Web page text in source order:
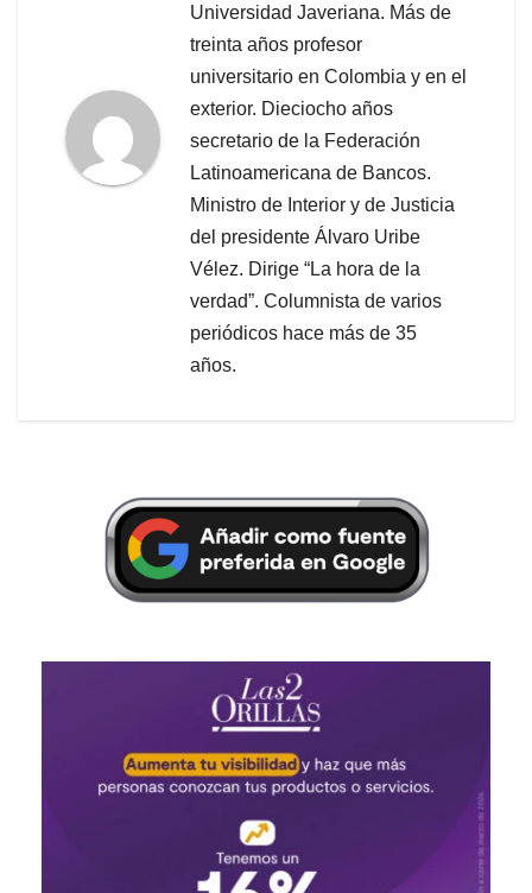
Universidad Javeriana. Más de
treinta años profesor
universitario en Colombia y en el
exterior. Dieciocho años
secretario de la Federación
Latinoamericana de Bancos.
Ministro de Interior y de Justicia
del presidente Álvaro Uribe
Vélez. Dirige “La hora de la
verdad”. Columnista de varios
periódicos hace más de 35
años.